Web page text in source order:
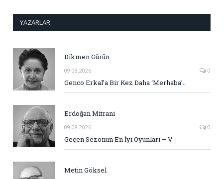
YAZARLAR
Dikmen Gürün
09.08.2026 0
Genco Erkal’a Bir Kez Daha ‘Merhaba’…
Erdoğan Mitrani
09.08.2026 0
Geçen Sezonun En İyi Oyunları – V
Metin Göksel